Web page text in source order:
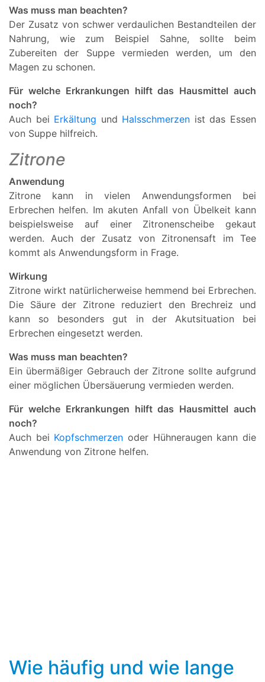
Was muss man beachten?
Der Zusatz von schwer verdaulichen Bestandteilen der
Nahrung, wie zum Beispiel Sahne, sollte beim
Zubereiten der Suppe vermieden werden, um den
Magen zu schonen.
Für welche Erkrankungen hilft das Hausmittel auch
noch?
Auch bei Erkältung und Halsschmerzen ist das Essen
von Suppe hilfreich.
Zitrone
Anwendung
Zitrone kann in vielen Anwendungsformen bei
Erbrechen helfen. Im akuten Anfall von Übelkeit kann
beispielsweise auf einer Zitronenscheibe gekaut
werden. Auch der Zusatz von Zitronensaft im Tee
kommt als Anwendungsform in Frage.
Wirkung
Zitrone wirkt natürlicherweise hemmend bei Erbrechen.
Die Säure der Zitrone reduziert den Brechreiz und
kann so besonders gut in der Akutsituation bei
Erbrechen eingesetzt werden.
Was muss man beachten?
Ein übermäßiger Gebrauch der Zitrone sollte aufgrund
einer möglichen Übersäuerung vermieden werden.
Für welche Erkrankungen hilft das Hausmittel auch
noch?
Auch bei Kopfschmerzen oder Hühneraugen kann die
Anwendung von Zitrone helfen.
Wie häufig und wie lange